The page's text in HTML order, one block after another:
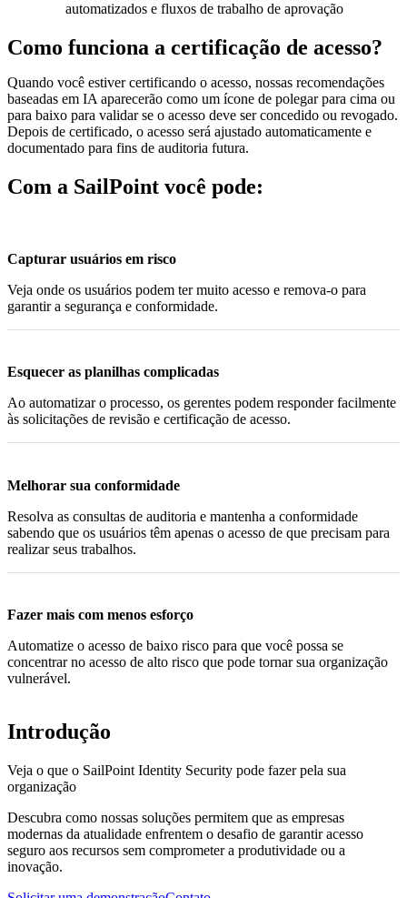
automatizados e fluxos de trabalho de aprovação
Como funciona a certificação de acesso?
Quando você estiver certificando o acesso, nossas recomendações
baseadas em IA aparecerão como um ícone de polegar para cima ou
para baixo para validar se o acesso deve ser concedido ou revogado.
Depois de certificado, o acesso será ajustado automaticamente e
documentado para fins de auditoria futura.
Com a SailPoint você pode:
Capturar usuários em risco
Veja onde os usuários podem ter muito acesso e remova-o para
garantir a segurança e conformidade.
Esquecer as planilhas complicadas
Ao automatizar o processo, os gerentes podem responder facilmente
às solicitações de revisão e certificação de acesso.
Melhorar sua conformidade
Resolva as consultas de auditoria e mantenha a conformidade
sabendo que os usuários têm apenas o acesso de que precisam para
realizar seus trabalhos.
Fazer mais com menos esforço
Automatize o acesso de baixo risco para que você possa se
concentrar no acesso de alto risco que pode tornar sua organização
vulnerável.
Introdução
Veja o que o SailPoint Identity Security pode fazer pela sua
organização
Descubra como nossas soluções permitem que as empresas
modernas da atualidade enfrentem o desafio de garantir acesso
seguro aos recursos sem comprometer a produtividade ou a
inovação.